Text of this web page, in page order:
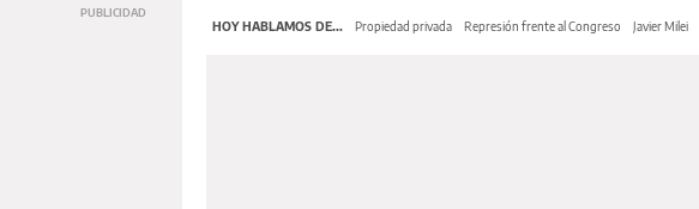
HOY HABLAMOS DE... Propiedad privada Represión frente al Congreso Javier Milei